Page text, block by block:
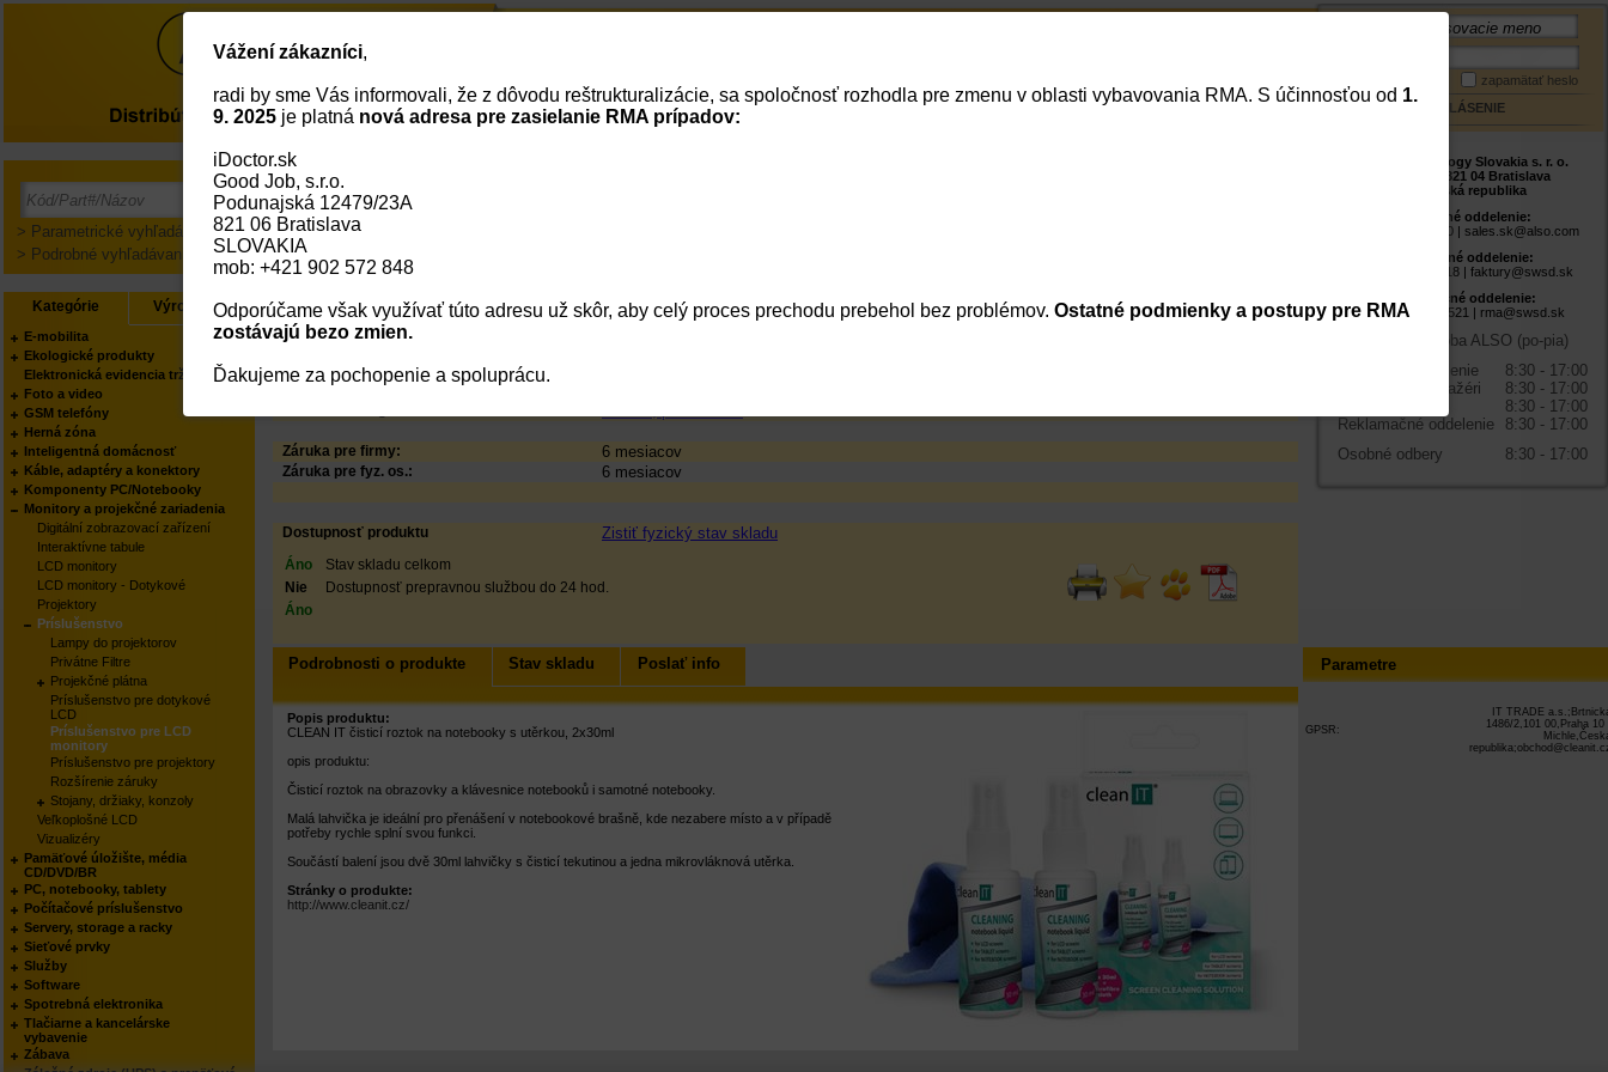
CLEAN IT čisticí roztok na notebooky s utěrkou, 2x30ml
PODĽA KATEGÓRIE:
PODĽA KATEGÓRIE:
PODĽA KATEGÓRIE:
PODĽA VÝROBCU:
Kód: 175349
Part No.:
Výrobca:
Váš obchodník:
Záruka pre firmy: 6 mesiacov
Záruka pre fyz. os.: 6 mesiacov
Dostupnosť produktu Zistiť fyzický stav skladu
Áno
Nie
Áno
Stav skladu celkom
Dostupnosť prepravnou službou do 24 hod.
Parametre
GPSR:
IT TRADE
1486/2,101 00,Praha 10
Podrobnosti o produkte Stav skladu Poslať info
Popis produktu:
CLEAN IT čisticí roztok na notebooky s utěrkou, 2x30ml
opis produktu:
Čisticí roztok na obrazovky a klávesnice notebooků i samotné notebooky.
Malá lahvička je ideální pro přenášení v notebookové brašně, kde nezabere místo a v případě
potřeby rychle splní svou funkci.
Součástí balení jsou dvě 30ml lahvičky s čisticí tekutinou a jedna mikrovláknová utěrka.
Stránky o produkte:
http://www.cleanit.cz/
> Parametrické vyhľadávanie
> Podrobné vyhľadávanie
Kategórie Výrobcovia
E-mobilita
Ekologické produkty
Elektronická evidencia tržieb
Foto a video
GSM telefóny
Herná zóna
Inteligentná domácnosť
Káble, adaptéry a konektory
Komponenty PC/Notebooky
Monitory a projekčné zariadenia
Digitální zobrazovací zařízení
Interaktívne tabule
LCD monitory
LCD monitory - Dotykové
Projektory
Príslušenstvo
Lampy do projektorov
Privátne Filtre
Projekčné plátna
Príslušenstvo pre dotykové
LCD
Príslušenstvo pre LCD
monitory
Príslušenstvo pre projektory
Rozšírenie záruky
Stojany, držiaky, konzoly
Veľkoplošné LCD
Vizualizéry
Pamäťové úložište, média
CD/DVD/BR
PC, notebooky, tablety
Počítačové príslušenstvo
Servery, storage a racky
Sieťové prvky
Služby
Software
Spotrebná elektronika
Tlačiarne a kancelárske
vybavenie
Zábava
O nás Cenník Vaše dokumenty Vaša firma Reklamácie Košík Prihlásenie
ALSO Technology Slovakia s. r. o.
Studená 5, 821 04 Bratislava
Slovenská republika
Obchodné oddelenie:
+421 2 48 200 500 | sales.sk@also.com
Fakturačné oddelenie:
+421 2 48 200 518 | faktury@swsd.sk
Reklamačné oddelenie:
+421 2 48 200 521 | rma@swsd.sk
Prevádzková doba ALSO (po-pia)
Obchodné oddelenie
8:30 - 17:00
Produktoví manažéri
8:30 - 17:00
8:30 - 17:00
Reklamačné oddelenie
8:30 - 17:00
Osobné odbery
8:30 - 17:00
zapamätať heslo
PRIHLÁSENIE
Vážení zákazníci,
radi by sme Vás informovali, že z dôvodu reštrukturalizácie, sa spoločnosť rozhodla pre zmenu v oblasti vybavovania RMA. S účinnosťou od 1.
9. 2025 je platná nová adresa pre zasielanie RMA prípadov:
iDoctor.sk
Good Job, s.r.o.
Podunajská 12479/23A
821 06 Bratislava
SLOVAKIA
mob: +421 902 572 848
Odporúčame však využívať túto adresu už skôr, aby celý proces prechodu prebehol bez problémov. Ostatné podmienky a postupy pre RMA
zostávajú bezo zmien.
Ďakujeme za pochopenie a spoluprácu.